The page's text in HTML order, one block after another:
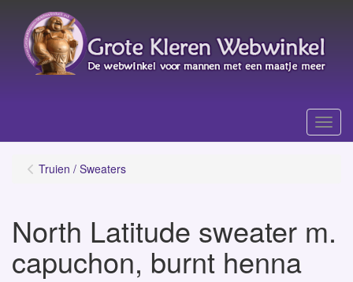
Menu
Truien / Sweaters
North Latitude sweater m.
capuchon, burnt henna